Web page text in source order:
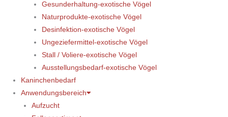
Gesunderhaltung-exotische Vögel
Naturprodukte-exotische Vögel
Desinfektion-exotische Vögel
Ungeziefermittel-exotische Vögel
Stall / Voliere-exotische Vögel
Ausstellungsbedarf-exotische Vögel
Kaninchenbedarf
Anwendungsbereich
Aufzucht